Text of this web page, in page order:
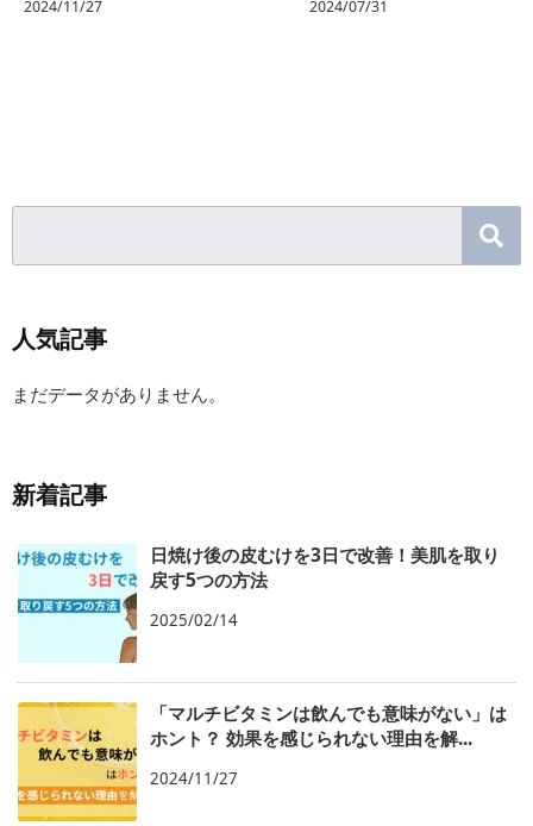
2024/11/27 2024/07/31
人気記事
まだデータがありません。
新着記事
日焼け後の皮むけを3日で改善！美肌を取り
戻す5つの方法
2025/02/14
「マルチビタミンは飲んでも意味がない」は
ホント？ 効果を感じられない理由を解...
2024/11/27